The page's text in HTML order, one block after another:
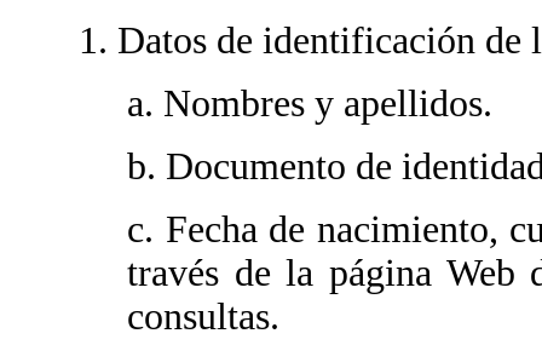
1. Datos de identificación de
a. Nombres y apellidos.
b. Documento de
c. Fecha de nacimiento,
través de la página
consultas.